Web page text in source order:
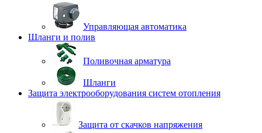
Управляющая автоматика
Шланги и полив
Поливочная арматура
Шланги
Защита электрооборудования систем отопления
Защита от скачков напряжения